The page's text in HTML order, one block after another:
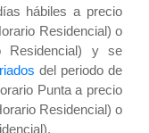
hábiles a precio
Residencial) o
Residencial) y se
del periodo de
Punta a precio
Residencial) o